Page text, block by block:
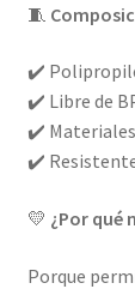
🧵
✔️
✔️ Libre de
✔️
✔️
💛 ¿Por qué
Porque